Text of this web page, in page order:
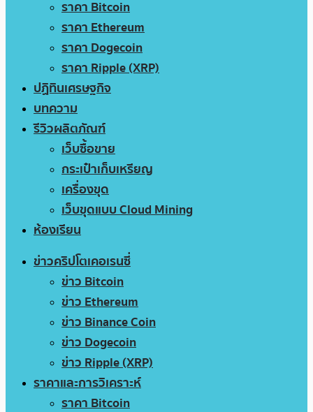
ราคา Bitcoin
ราคา Ethereum
ราคา Dogecoin
ราคา Ripple (XRP)
ปฏิทินเศรษฐกิจ
บทความ
รีวิวผลิตภัณฑ์
เว็บซื้อขาย
กระเป๋าเก็บเหรียญ
เครื่องขุด
เว็บขุดแบบ Cloud Mining
ห้องเรียน
ข่าวคริปโตเคอเรนซี่
ข่าว Bitcoin
ข่าว Ethereum
ข่าว Binance Coin
ข่าว Dogecoin
ข่าว Ripple (XRP)
ราคาและการวิเคราะห์
ราคา Bitcoin